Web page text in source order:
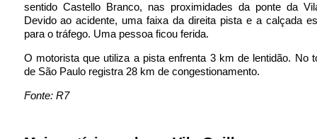
sentido Castello Branco, nas proximidades da ponte da
Devido ao acidente, uma faixa da direita pista e a calçada
para o tráfego. Uma pessoa ficou ferida.
O motorista que utiliza a pista enfrenta 3 km de lentidão. No
de São Paulo registra 28 km de congestionamento.
Fonte: R7